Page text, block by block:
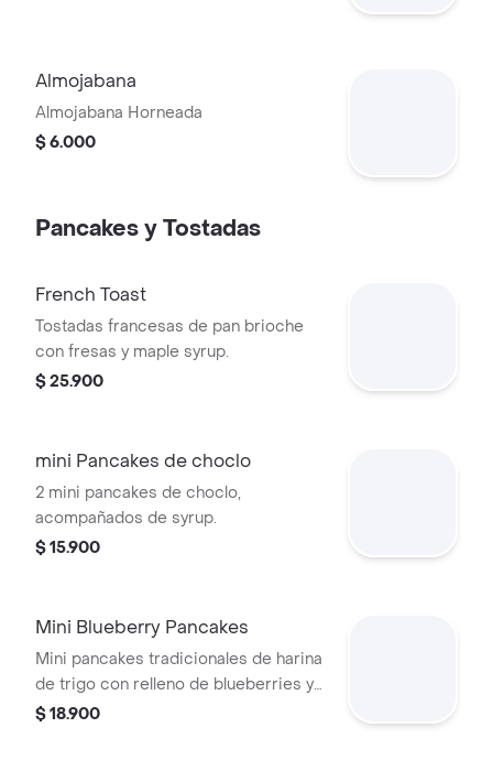
Almojabana
Almojabana Horneada
$ 6.000
Pancakes y Tostadas
French Toast
Tostadas francesas de pan brioche
con fresas y maple syrup.
$ 25.900
mini Pancakes de choclo
2 mini pancakes de choclo,
acompañados de syrup.
$ 15.900
Mini Blueberry Pancakes
Mini pancakes tradicionales de harina
de trigo con relleno de blueberries y
maple syrup.
$ 18.900